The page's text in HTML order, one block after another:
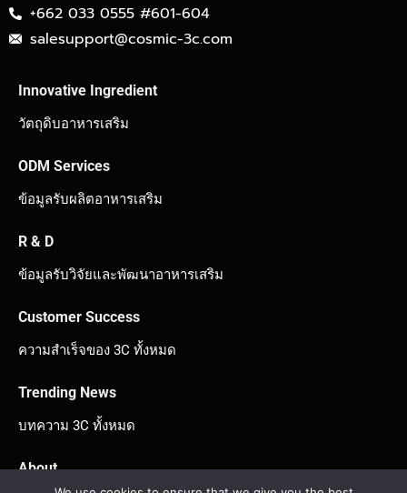
+662 033 0555 #601-604
salesupport@cosmic-3c.com
Innovative Ingredient
วัตถุดิบอาหารเสริม
ODM Services
ข้อมูลรับผลิตอาหารเสริม
R & D
ข้อมูลรับวิจัยและพัฒนาอาหารเสริม
Customer Success
ความสำเร็จของ 3C ทั้งหมด
Trending News
บทความ 3C ทั้งหมด
About